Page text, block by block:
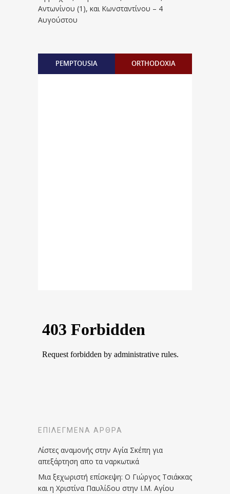
Aντωνίνου (1), και Kωνσταντίνου – 4
Αυγούστου
PEMPTOUSIA ORTHODOXIA
ΕΠΙΛΕΓΜΈΝΑ ΆΡΘΡΑ
Λίστες αναμονής στην Αγία Σκέπη για
απεξάρτηση απο τα ναρκωτικά
Μια ξεχωριστή επίσκεψη: Ο Γιώργος Τσιάκκας
και η Χριστίνα Παυλίδου στην Ι.Μ. Αγίου